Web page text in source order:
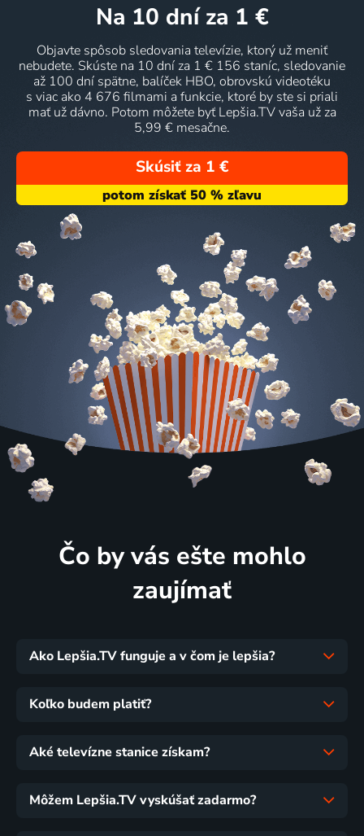
na 10 dní za 1 €
Objavte spôsob sledovania televízie, ktorý už meniť
nebudete. Skúste na 10 dní za 1 € 156 staníc, sledovanie
až 100 dní spätne, balíček HBO, obrovskú videotéku
s viac ako 4 676 filmami a funkcie, ktoré by ste si priali
mať už dávno. Potom môžete byť Lepšia.TV vaša už za
5,99 € mesačne.
Skúsiť za 1 €
Čo by vás ešte mohlo
zaujímať
Ako Lepšia.TV funguje a v čom je lepšia?
Koľko budem platiť?
Aké televízne stanice získam?
Môžem Lepšia.TV vyskúšať zadarmo?